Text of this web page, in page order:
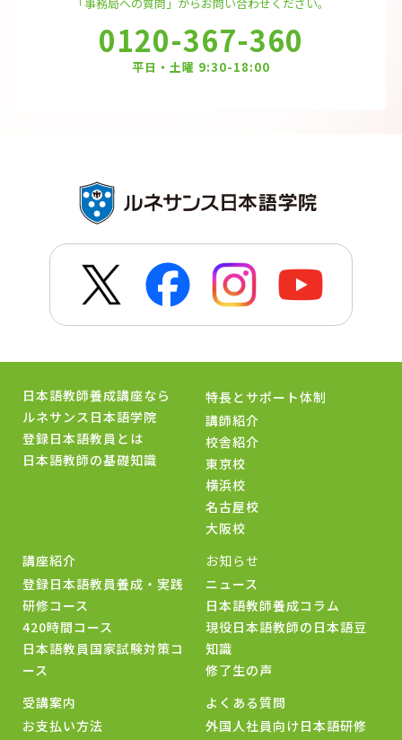
0120-367-360
平日・土曜 9:30-18:00
日本語教師養成講座なら
ルネサンス日本語学院
登録日本語教員とは
日本語教師の基礎知識
特長とサポート体制
講師紹介
校舎紹介
東京校
横浜校
名古屋校
大阪校
講座紹介
登録日本語教員養成・実践
研修コース
420時間コース
日本語教員国家試験対策コ
ース
お知らせ
ニュース
日本語教師養成コラム
現役日本語教師の日本語豆
知識
修了生の声
受講案内
お支払い方法
よくある質問
外国人社員向け日本語研修